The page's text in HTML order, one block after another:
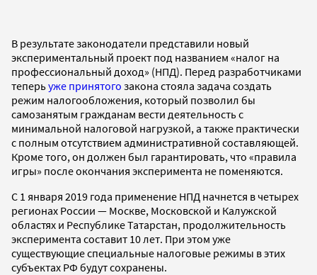
В результате законодатели представили новый
экспериментальный проект под названием «налог на
профессиональный доход» (НПД). Перед разработчиками
теперьуже принятого закона стояла задача создать
режим налогообложения, который позволил бы
самозанятым гражданам вести деятельность с
минимальной налоговой нагрузкой, а также практически
с полным отсутствием административной составляющей.
Кроме того, он должен был гарантировать, что «правила
игры» после окончания эксперимента не поменяются.
С 1 января 2019 года применение НПД начнется в четырех
регионах России — Москве, Московской и Калужской
областях и Республике Татарстан, продолжительность
эксперимента составит 10 лет. При этом уже
существующие специальные налоговые режимы в этих
субъектах РФ будут сохранены.